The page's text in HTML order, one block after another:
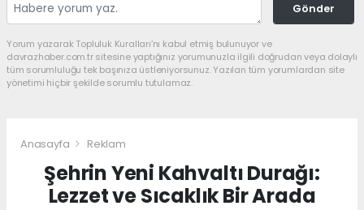
Gönder
Yorum yazarak Topluluk Kuralları’nı kabul etmiş bulunuyor ve
davrazhaber.com.tr sitesine yaptığınız yorumunuzla ilgili doğrudan veya dolaylı
tüm sorumluluğu tek başınıza üstleniyorsunuz. Yazılan tüm yorumlardan site
yönetimi hiçbir şekilde sorumlu tutulamaz.
Anasayfa Reklam
Şehrin Yeni Kahvaltı Durağı:
Lezzet ve Sıcaklık Bir Arada